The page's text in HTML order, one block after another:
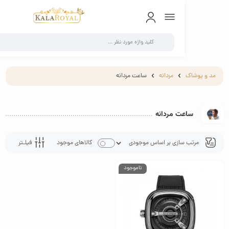
پوشاک مردانه ساعت مردانه
ساعت مردانه
فیلـتر کالاهای موجود
ناموجود